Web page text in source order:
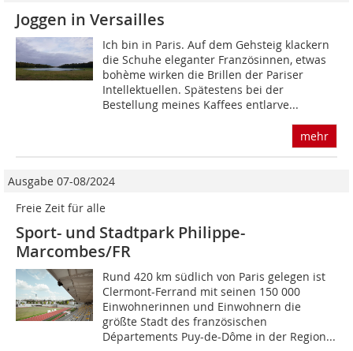
Joggen in Versailles
Ich bin in Paris. Auf dem Gehsteig klackern
die Schuhe eleganter Französinnen, etwas
bohème wirken die Brillen der Pariser
Intellektuellen. Spätes­tens bei der
Bestellung meines Kaffees entlarve...
mehr
Ausgabe 07-08/2024
Freie Zeit für alle
Sport- und Stadtpark Philippe-
Marcombes/FR
Rund 420 km südlich von Paris gelegen ist
Clermont-Ferrand mit seinen 150 000
Einwohnerinnen und Einwohnern die
größte Stadt des französischen
Départements Puy-de-Dôme in der Region...